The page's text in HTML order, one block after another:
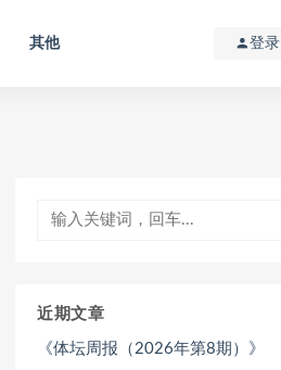
其他 登录
近期文章
《体坛周报（2026年第8期）》